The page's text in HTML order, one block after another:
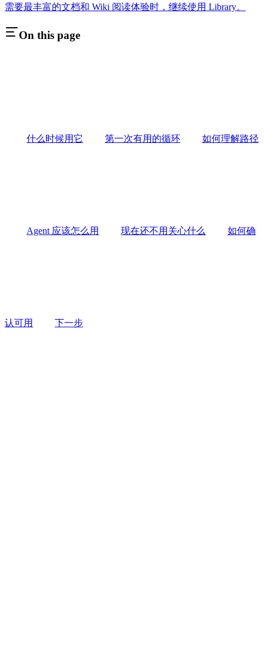
需要最丰富的文档和 Wiki 阅读体验时，继续使用 Library。
On this page
什么时候用它 第一次有用的循环 如何理解路径
Agent 应该怎么用 现在还不用关心什么 如何确
认可用 下一步